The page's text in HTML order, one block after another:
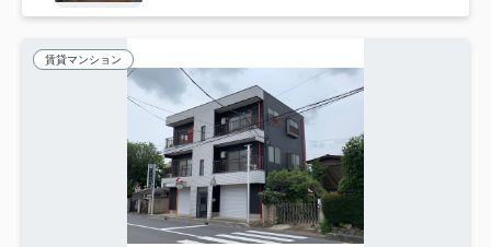
賃貸マンション